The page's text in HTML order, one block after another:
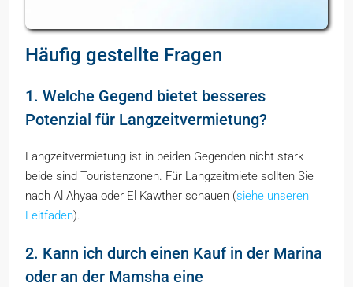
Häufig gestellte Fragen
1. Welche Gegend bietet besseres
Potenzial für Langzeitvermietung?
Langzeitvermietung ist in beiden Gegenden nicht stark –
beide sind Touristenzonen. Für Langzeitmiete sollten Sie
nach Al Ahyaa oder El Kawther schauen (siehe unseren
Leitfaden).
2. Kann ich durch einen Kauf in der Marina
oder an der Mamsha eine